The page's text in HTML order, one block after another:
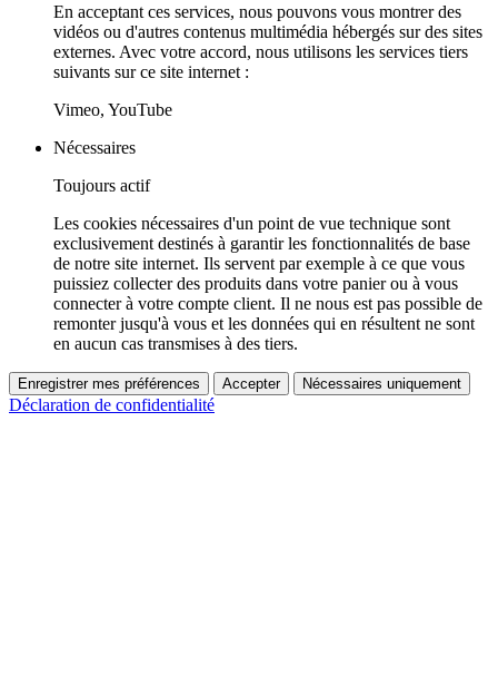
En acceptant ces services, nous pouvons vous montrer des
vidéos ou d'autres contenus multimédia hébergés sur des sites
externes. Avec votre accord, nous utilisons les services tiers
suivants sur ce site internet :
Vimeo, YouTube
Nécessaires
Toujours actif
Les cookies nécessaires d'un point de vue technique sont
exclusivement destinés à garantir les fonctionnalités de base
de notre site internet. Ils servent par exemple à ce que vous
puissiez collecter des produits dans votre panier ou à vous
connecter à votre compte client. Il ne nous est pas possible de
remonter jusqu'à vous et les données qui en résultent ne sont
en aucun cas transmises à des tiers.
Enregistrer mes préférences Accepter Nécessaires uniquement
Déclaration de confidentialité